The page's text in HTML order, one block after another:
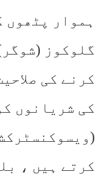
ہموار پٹھوں
گلوکوز
کرنے کی
کی شریانوں
کرتے ہیں ،